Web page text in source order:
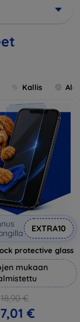
Kallis
EXTRA10
protective glass
mukaan
18,90 €
€